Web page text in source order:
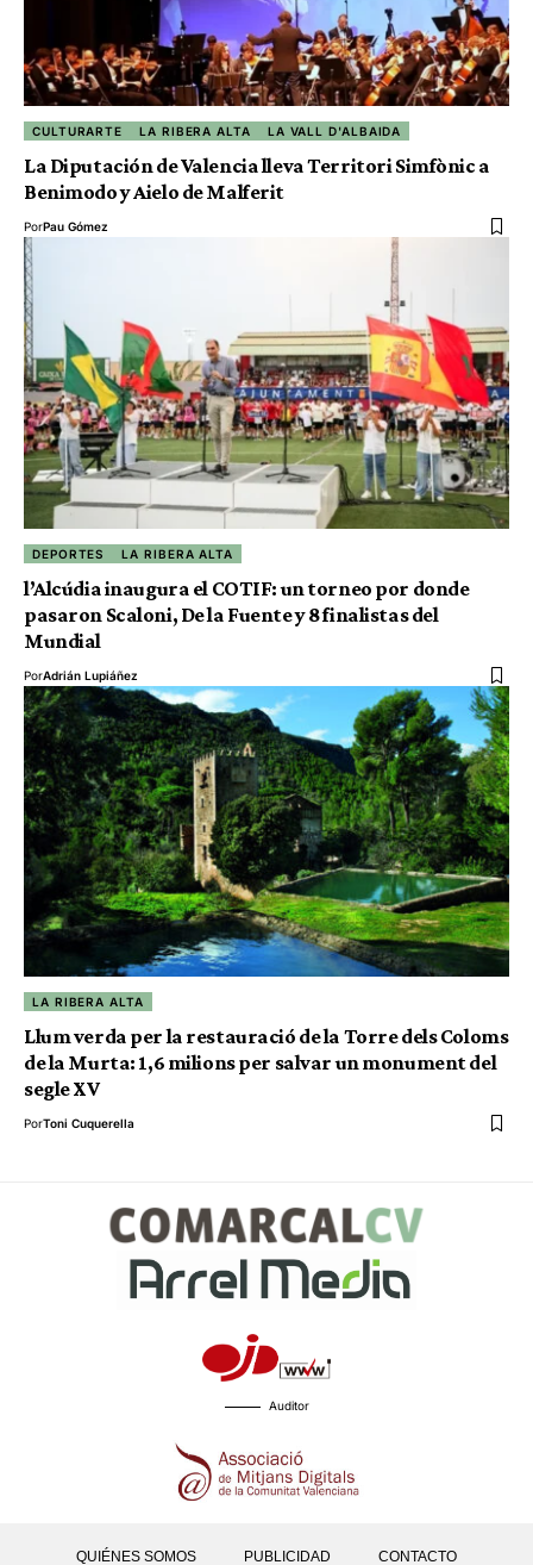
CULTURARTE LA RIBERA ALTA LA VALL D'ALBAIDA
La Diputación de Valencia lleva Territori Simfònic a
Benimodo y Aielo de Malferit
PorPau Gómez
DEPORTES LA RIBERA ALTA
l’Alcúdia inaugura el COTIF: un torneo por donde
pasaron Scaloni, De la Fuente y 8 finalistas del
Mundial
PorAdrián Lupiáñez
LA RIBERA ALTA
Llum verda per la restauració de la Torre dels Coloms
de la Murta: 1,6 milions per salvar un monument del
segle XV
PorToni Cuquerella
Auditor
QUIÉNES SOMOS PUBLICIDAD CONTACTO